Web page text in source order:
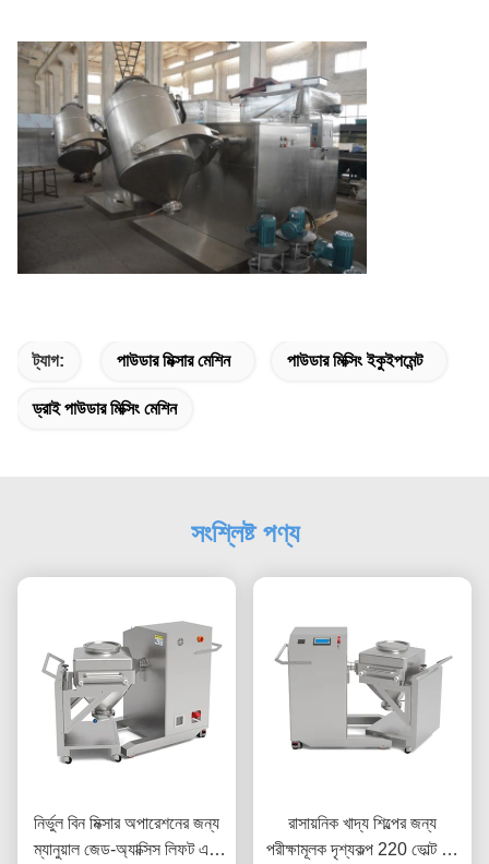
ট্যাগ: পাউডার মিক্সার মেশিন পাউডার মিক্সিং ইকুইপমেন্ট
ড্রাই পাউডার মিক্সিং মেশিন
সংশ্লিষ্ট পণ্য
নির্ভুল বিন মিক্সার অপারেশনের জন্য
ম্যানুয়াল জেড-অ্যাক্সিস লিফট এবং
রাসায়নিক খাদ্য শিল্পের জন্য
পরীক্ষামূলক দৃশ্যকল্প 220 ভোল্ট বিন